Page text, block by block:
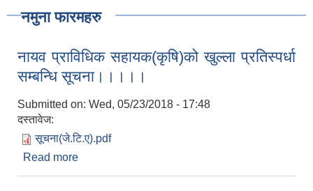
नमुना फारमहरु
नायव प्राविधिक सहायक(कृषि)को खुल्ला प्रतिस्पर्धा
सम्बन्धि सूचना।।।।।
Submitted on: Wed, 05/23/2018 - 17:48
दस्तावेज:
सूचना(जे.टि.ए).pdf
Read more